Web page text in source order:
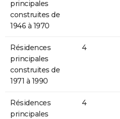
principales
construites de
1946 à 1970
Résidences
principales
construites de
1971 à 1990
4
Résidences
principales
4